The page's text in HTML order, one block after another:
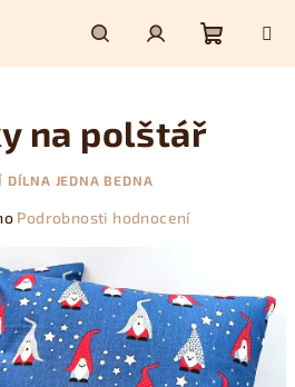
HledatPřihlášení
na polštář
DÍLNA JEDNA BEDNA
Podrobnosti hodnocení